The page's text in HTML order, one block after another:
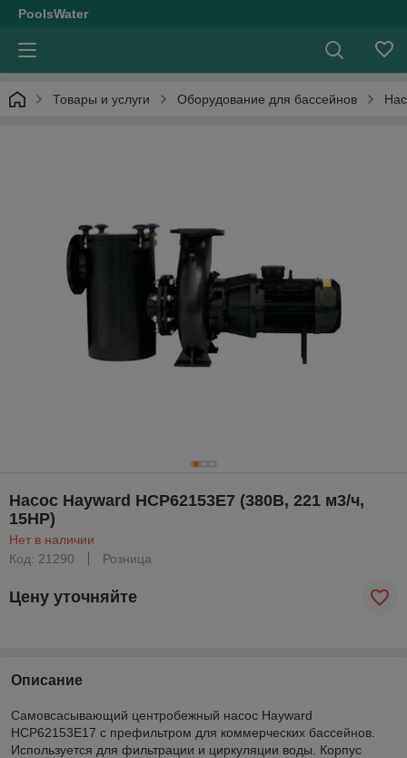
PoolsWater
Товары и услуги Оборудование для бассейнов
Насос Hayward HCP62153E7 (380В, 221 м3/ч,
15HP)
Нет в наличии
Код: 21290
Розница
Цену уточняйте
Описание
Самовсасывающий центробежный насос Hayward
HCP62153E17 c префильтром для коммерческих бассейнов.
Используется для фильтрации и циркуляции воды. Корпус